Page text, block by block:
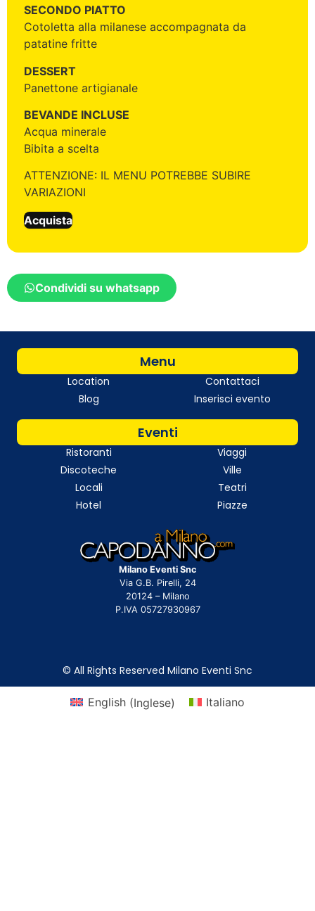
SECONDO PIATTO
Cotoletta alla milanese accompagnata da
patatine fritte
DESSERT
Panettone artigianale
BEVANDE INCLUSE
Acqua minerale
Bibita a scelta
ATTENZIONE: IL MENU POTREBBE SUBIRE
VARIAZIONI
Acquista
Condividi su whatsapp
Milano Eventi Snc
Via G.B. Pirelli, 24
20124 – Milano
P.IVA 05727930967
Menu
Location
Blog
Contattaci
Inserisci evento
Eventi
Ristoranti
Discoteche
Locali
Hotel
Viaggi
Ville
Teatri
Piazze
© All Rights Reserved Milano Eventi Snc
English(Inglese) Italiano